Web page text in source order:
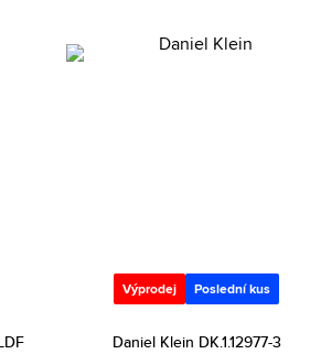
Výprodej Poslední kus
Daniel Klein DK.1.12977-3